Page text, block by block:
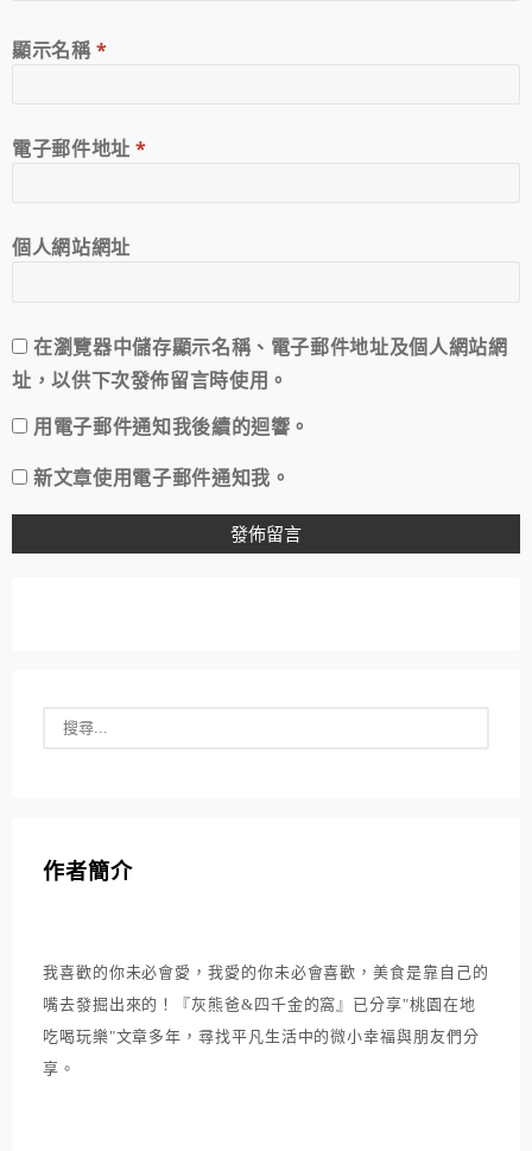
顯示名稱*
電子郵件地址*
個人網站網址
在瀏覽器中儲存顯示名稱、電子郵件地址及個人網站網
址，以供下次發佈留言時使用。
用電子郵件通知我後續的迴響。
新文章使用電子郵件通知我。
作者簡介
我喜歡的你未必會愛，我愛的你未必會喜歡，美食是靠自己的
嘴去發掘出來的！『灰熊爸&四千金的窩』已分享"桃園在地
吃喝玩樂"文章多年，尋找平凡生活中的微小幸福與朋友們分
享。